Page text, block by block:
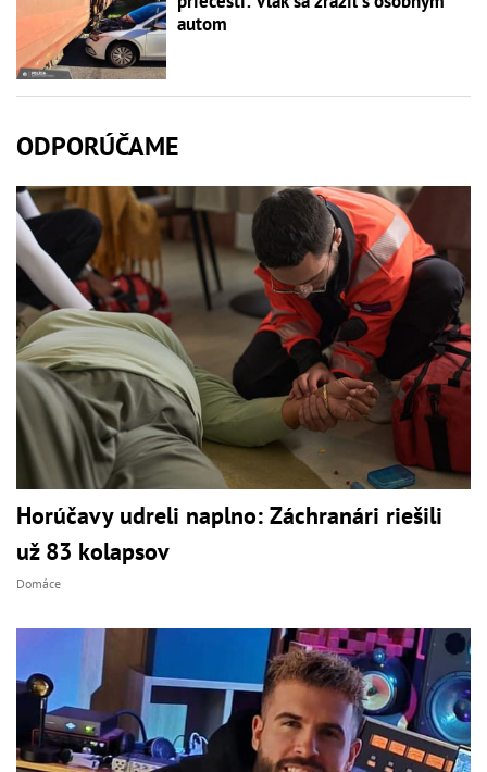
autom
ODPORÚČAME
Horúčavy udreli naplno: Záchranári riešili
už 83 kolapsov
Domáce